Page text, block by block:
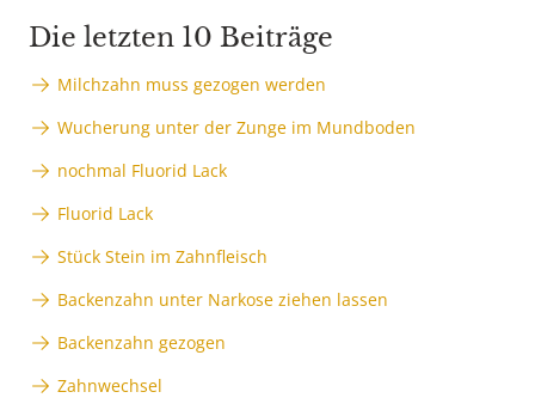
Die letzten 10 Beiträge
Milchzahn muss gezogen werden
Wucherung unter der Zunge im Mundboden
nochmal Fluorid Lack
Fluorid Lack
Stück Stein im Zahnfleisch
Backenzahn unter Narkose ziehen lassen
Backenzahn gezogen
Zahnwechsel